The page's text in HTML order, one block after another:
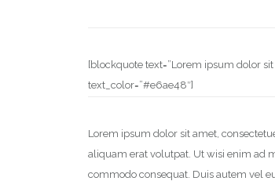
[blockquote text=”Lorem ipsum dolor
text_color=”#e6ae48″]
Lorem ipsum dolor sit amet,
aliquam erat volutpat. Ut wisi enim ad
commodo consequat. Duis autem vel